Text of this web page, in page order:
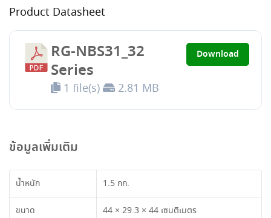
Product Datasheet
RG-NBS31_32
Series
1 file(s) 2.81 MB
Download
ข้อมูลเพิ่มเติม
น้ำหนัก 1.5 กก.
ขนาด 44 × 29.3 × 44 เซนติเมตร